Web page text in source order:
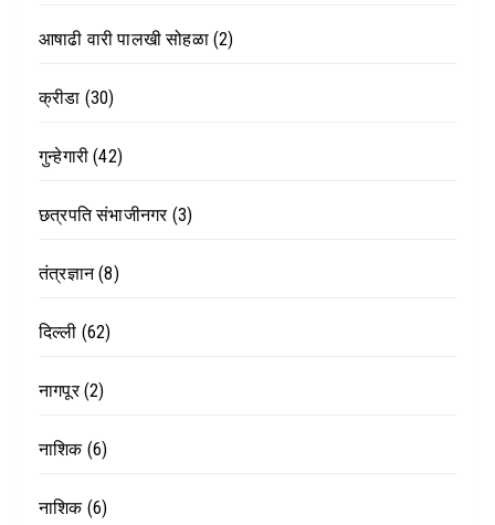
आषाढी वारी पालखी सोहळा(2)
क्रीडा (30)
गुन्हेगारी (42)
छत्रपति संभाजीनगर(3)
तंत्रज्ञान(8)
दिल्ली (62)
नागपूर(2)
नाशिक(6)
नाशिक(6)